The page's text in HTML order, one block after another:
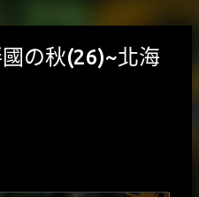
の秋(26)~北海